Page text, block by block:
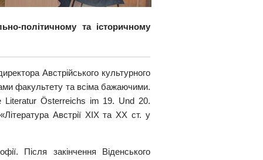
політичному та історичному
Австрійського культурного
факультету та всіма бажаючими.
Literatur Österreichs im 19. Und 20.
Австрії XIX та ХХ ст. у
Після закінчення Віденського